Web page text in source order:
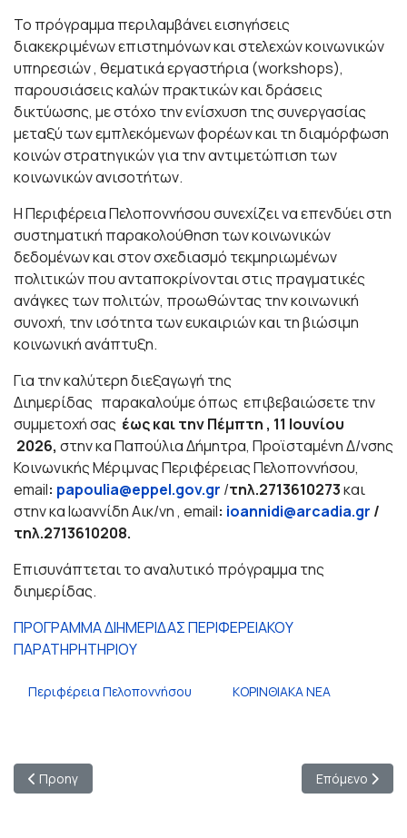
Το πρόγραμμα περιλαμβάνει εισηγήσεις
διακεκριμένων επιστημόνων και στελεχών κοινωνικών
υπηρεσιών , θεματικά εργαστήρια (workshops),
παρουσιάσεις καλών πρακτικών και δράσεις
δικτύωσης, με στόχο την ενίσχυση της συνεργασίας
μεταξύ των εμπλεκόμενων φορέων και τη διαμόρφωση
κοινών στρατηγικών για την αντιμετώπιση των
κοινωνικών ανισοτήτων.
Η Περιφέρεια Πελοποννήσου συνεχίζει να επενδύει στη
συστηματική παρακολούθηση των κοινωνικών
δεδομένων και στον σχεδιασμό τεκμηριωμένων
πολιτικών που ανταποκρίνονται στις πραγματικές
ανάγκες των πολιτών, προωθώντας την κοινωνική
συνοχή, την ισότητα των ευκαιριών και τη βιώσιμη
κοινωνική ανάπτυξη.
Για την καλύτερη διεξαγωγή της
Διημερίδας παρακαλούμε όπως επιβεβαιώσετε την
συμμετοχή σας έως και την Πέμπτη , 11 Ιουνίου
2026, στην κα Παπούλια Δήμητρα, Προϊσταμένη Δ/νσης
Κοινωνικής Μέριμνας Περιφέρειας Πελοποννήσου,
email: papoulia@eppel.gov.gr /τηλ.2713610273και
στην κα Ιωαννίδη Αικ/νη , email: ioannidi@arcadia.gr /
τηλ.2713610208.
Επισυνάπτεται το αναλυτικό πρόγραμμα της
διημερίδας.
ΠΡΟΓΡΑΜΜΑ ΔΙΗΜΕΡΙΔΑΣ ΠΕΡΙΦΕΡΕΙΑΚΟΥ
ΠΑΡΑΤΗΡΗΤΗΡΙΟΥ
Περιφέρεια Πελοποννήσου ΚΟΡΙΝΘΙΑΚΑ ΝΕΑ
Προηγούμενο άρθρο: ΠΟΕ-ΟΤΑ: Αναστέλλεται η πανελλαδική
Προηγ Επόμενο
Επόμενο